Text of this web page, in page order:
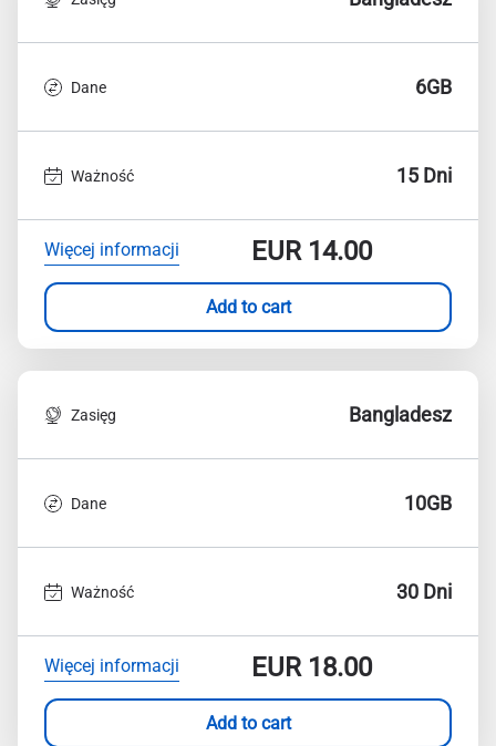
Dane 6GB
Ważność 15 Dni
Więcej informacji EUR14.00
Add to cart
Zasięg Bangladesz
Dane 10GB
Ważność 30 Dni
Więcej informacji EUR18.00
Add to cart